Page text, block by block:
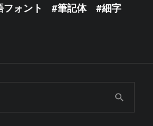
ォント 筆記体
細字